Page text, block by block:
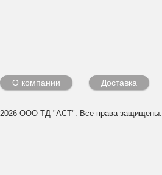
О компании Доставка
2026 ООО ТД "АСТ". Все права защищены.